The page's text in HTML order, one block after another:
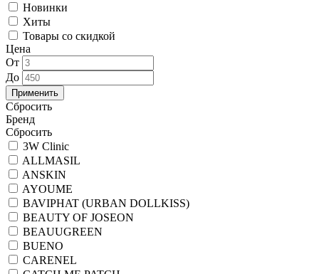
Новинки
Хиты
Товары со скидкой
Цена
От
До
Применить
Сбросить
Бренд
Cбросить
3W Clinic
ALLMASIL
ANSKIN
AYOUME
BAVIPHAT (URBAN DOLLKISS)
BEAUTY OF JOSEON
BEAUUGREEN
BUENO
CARENEL